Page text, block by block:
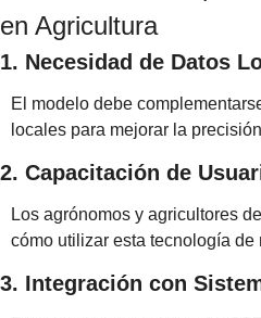
en Agricultura
1. Necesidad de Datos
El modelo debe
locales para mejorar la
2. Capacitación de
Los agrónomos y agricultores
cómo utilizar esta tecnología de
3. Integración con